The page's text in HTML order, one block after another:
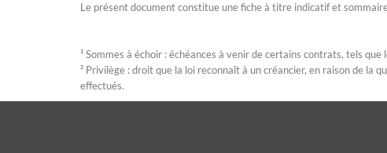
Le présent document constitue une fiche à titre indicatif et
¹ Sommes à échoir : échéances à venir de certains contrats, tels
² Privilège : droit que la loi reconnaît à un créancier, en raison de la
effectués.